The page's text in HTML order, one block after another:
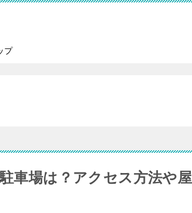
プ
車場は？アクセス方法や屋